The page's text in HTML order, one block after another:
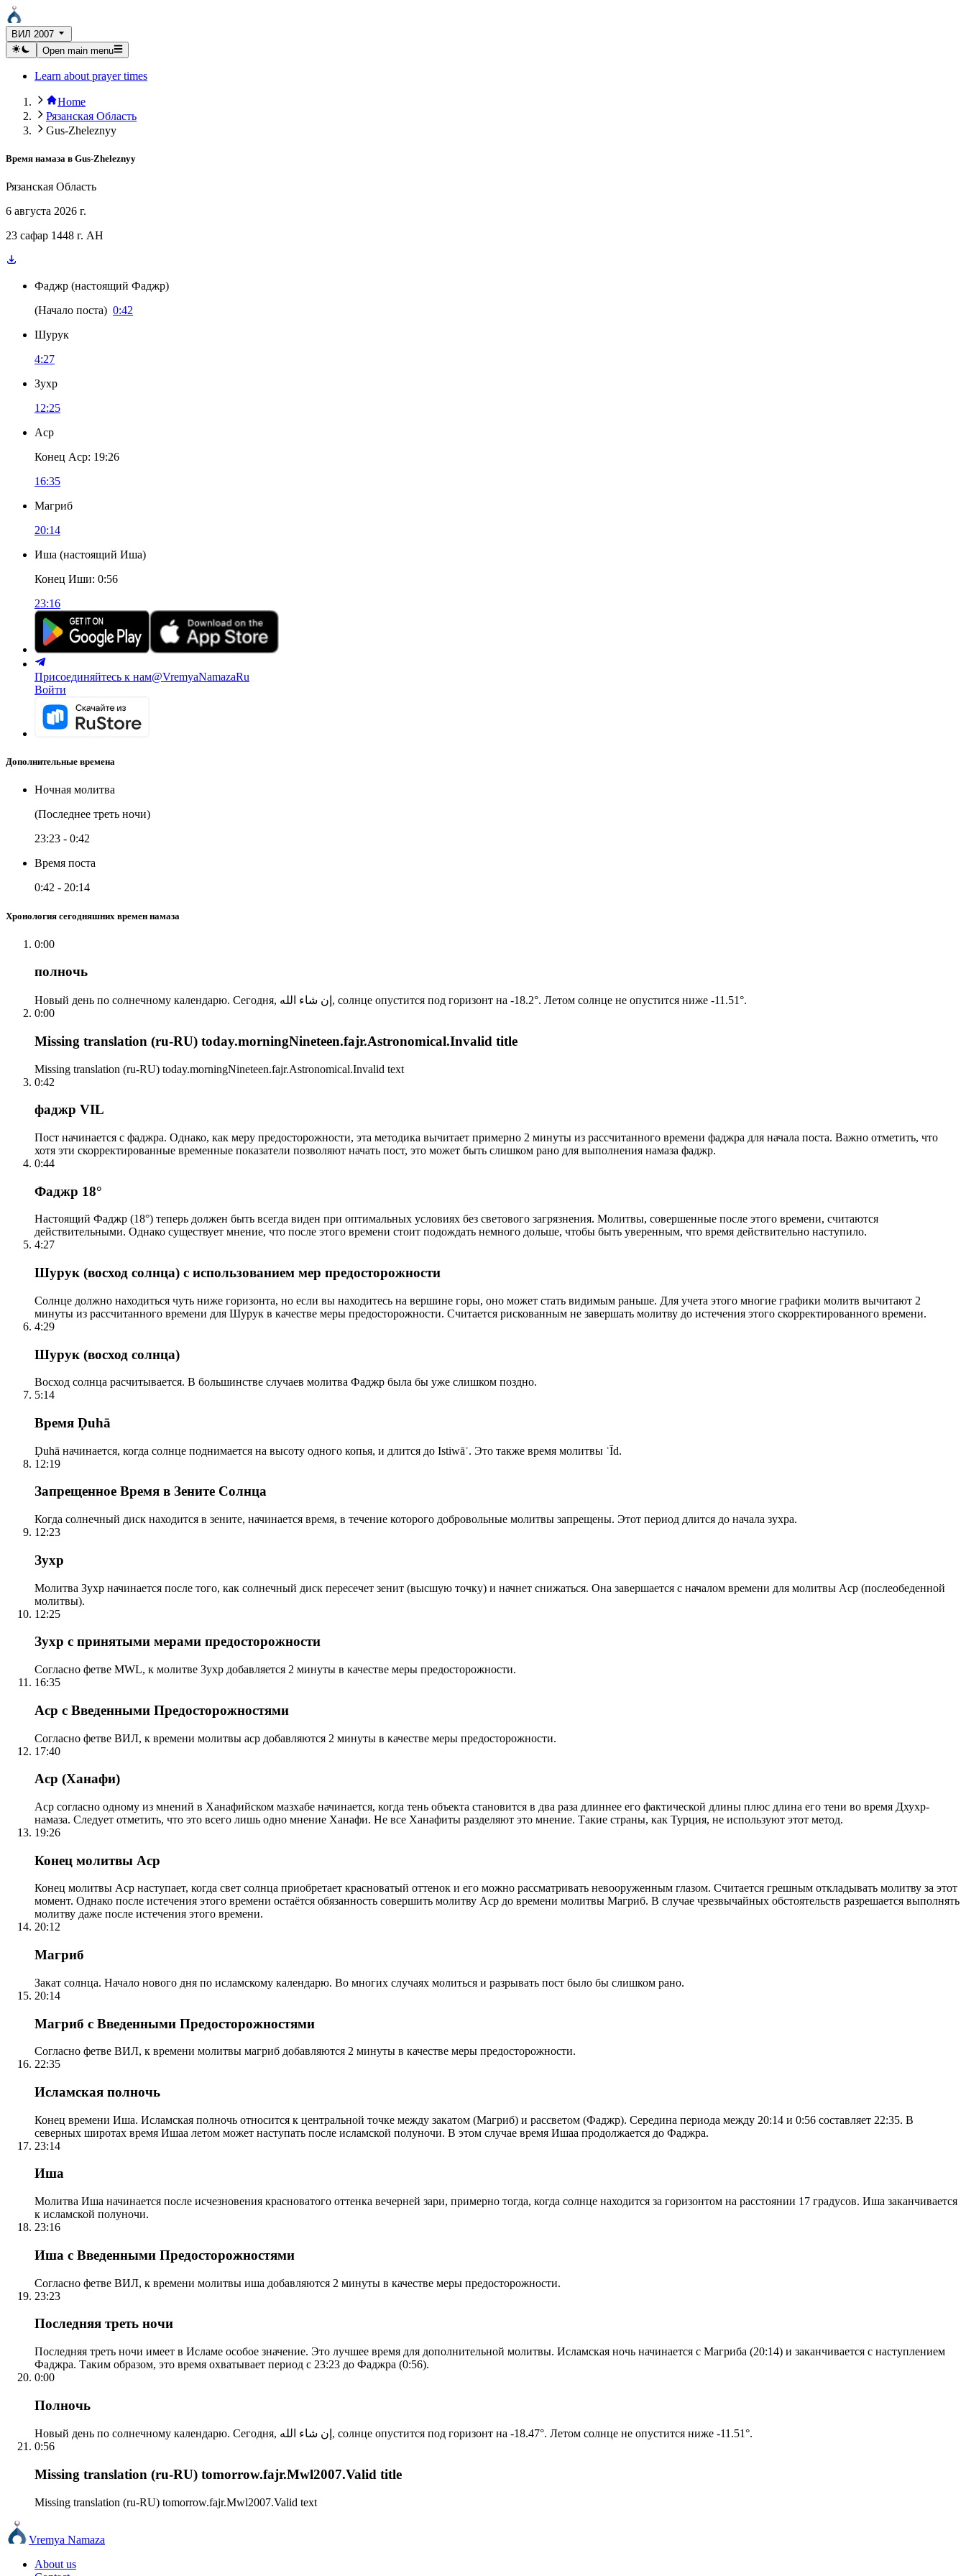
ВИЛ 2007
Open main menu
Learn about prayer times
Home
Рязанская Область
Gus-Zheleznyy
Время намаза в Gus-Zheleznyy
Рязанская Область
6 августа 2026 г.
23 сафар 1448 г. AH
Фаджр (настоящий Фаджр)
(Начало поста) 0:42
Шурук
4:27
Зухр
12:25
Аср
Конец Аср: 19:26
16:35
Магриб
20:14
Иша (настоящий Иша)
Конец Иши: 0:56
23:16
Присоединяйтесь к нам@VremyaNamazaRu
Войти
Дополнительные времена
Ночная молитва
(Последнее треть ночи)
23:23 - 0:42
Время поста
0:42 - 20:14
Хронология сегодняшних времен намаза
0:00
полночь
Новый день по солнечному календарю. Сегодня, إن شاء الله, солнце опустится под горизонт на -18.2°. Летом солнце не опустится ниже -11.51°.
0:00
Missing translation (ru-RU) today.morningNineteen.fajr.Astronomical.Invalid title
Missing translation (ru-RU) today.morningNineteen.fajr.Astronomical.Invalid text
0:42
фаджр VIL
Пост начинается с фаджра. Однако, как меру предосторожности, эта методика вычитает примерно 2 минуты из рассчитанного времени фаджра для начала поста. Важно отметить, что
хотя эти скорректированные временные показатели позволяют начать пост, это может быть слишком рано для выполнения намаза фаджр.
0:44
Фаджр 18°
Настоящий Фаджр (18°) теперь должен быть всегда виден при оптимальных условиях без светового загрязнения. Молитвы, совершенные после этого времени, считаются
действительными. Однако существует мнение, что после этого времени стоит подождать немного дольше, чтобы быть уверенным, что время действительно наступило.
4:27
Шурук (восход солнца) с использованием мер предосторожности
Солнце должно находиться чуть ниже горизонта, но если вы находитесь на вершине горы, оно может стать видимым раньше. Для учета этого многие графики молитв вычитают 2
минуты из рассчитанного времени для Шурук в качестве меры предосторожности. Считается рискованным не завершать молитву до истечения этого скорректированного времени.
4:29
Шурук (восход солнца)
Восход солнца расчитывается. В большинстве случаев молитва Фаджр была бы уже слишком поздно.
5:14
Время Ḍuhā
Ḍuhā начинается, когда солнце поднимается на высоту одного копья, и длится до Istiwāʾ. Это также время молитвы ʿĪd.
12:19
Запрещенное Время в Зените Солнца
Когда солнечный диск находится в зените, начинается время, в течение которого добровольные молитвы запрещены. Этот период длится до начала зухра.
12:23
Зухр
Молитва Зухр начинается после того, как солнечный диск пересечет зенит (высшую точку) и начнет снижаться. Она завершается с началом времени для молитвы Аср (послеобеденной
молитвы).
12:25
Зухр с принятыми мерами предосторожности
Согласно фетве MWL, к молитве Зухр добавляется 2 минуты в качестве меры предосторожности.
16:35
Аср с Введенными Предосторожностями
Согласно фетве ВИЛ, к времени молитвы аср добавляются 2 минуты в качестве меры предосторожности.
17:40
Аср (Ханафи)
Аср согласно одному из мнений в Ханафийском мазхабе начинается, когда тень объекта становится в два раза длиннее его фактической длины плюс длина его тени во время Дхухр-
намаза. Следует отметить, что это всего лишь одно мнение Ханафи. Не все Ханафиты разделяют это мнение. Такие страны, как Турция, не используют этот метод.
19:26
Конец молитвы Аср
Конец молитвы Аср наступает, когда свет солнца приобретает красноватый оттенок и его можно рассматривать невооруженным глазом. Считается грешным откладывать молитву за этот
момент. Однако после истечения этого времени остаётся обязанность совершить молитву Аср до времени молитвы Магриб. В случае чрезвычайных обстоятельств разрешается выполнять
молитву даже после истечения этого времени.
20:12
Магриб
Закат солнца. Начало нового дня по исламскому календарю. Во многих случаях молиться и разрывать пост было бы слишком рано.
20:14
Магриб с Введенными Предосторожностями
Согласно фетве ВИЛ, к времени молитвы магриб добавляются 2 минуты в качестве меры предосторожности.
22:35
Исламская полночь
Конец времени Иша. Исламская полночь относится к центральной точке между закатом (Магриб) и рассветом (Фаджр). Середина периода между 20:14 и 0:56 составляет 22:35. В
северных широтах время Ишаа летом может наступать после исламской полуночи. В этом случае время Ишаа продолжается до Фаджра.
23:14
Иша
Молитва Иша начинается после исчезновения красноватого оттенка вечерней зари, примерно тогда, когда солнце находится за горизонтом на расстоянии 17 градусов. Иша заканчивается
к исламской полуночи.
23:16
Иша с Введенными Предосторожностями
Согласно фетве ВИЛ, к времени молитвы иша добавляются 2 минуты в качестве меры предосторожности.
23:23
Последняя треть ночи
Последняя треть ночи имеет в Исламе особое значение. Это лучшее время для дополнительной молитвы. Исламская ночь начинается с Магриба (20:14) и заканчивается с наступлением
Фаджра. Таким образом, это время охватывает период с 23:23 до Фаджра (0:56).
0:00
Полночь
Новый день по солнечному календарю. Сегодня, إن شاء الله, солнце опустится под горизонт на -18.47°. Летом солнце не опустится ниже -11.51°.
0:56
Missing translation (ru-RU) tomorrow.fajr.Mwl2007.Valid title
Missing translation (ru-RU) tomorrow.fajr.Mwl2007.Valid text
Vremya Namaza
About us